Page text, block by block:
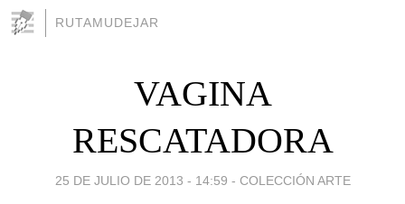
RUTAMUDEJAR
VAGINA
RESCATADORA
25 DE JULIO DE 2013 - 14:59 - COLECCIÓN ARTE